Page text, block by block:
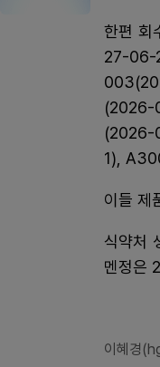
한편 회
27-06-
(2026-
1),
이들 제
식약처
멘정은
이혜경